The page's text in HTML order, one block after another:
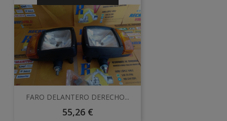
FARO DELANTERO DERECHO...
Precio
55,26 €